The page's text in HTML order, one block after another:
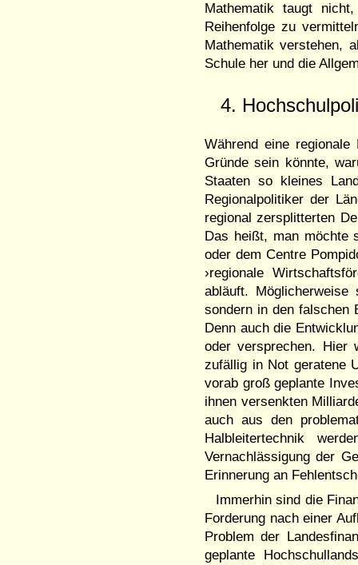
Mathematik taugt
Reihenfolge zu
Mathematik verstehen,
Schule her und die
4.
Während eine
Gründe sein könnte,
Staaten so kleines
Regionalpolitiker der
regional zersplitterten
Das heißt, man möchte
oder dem Centre
›regionale
abläuft.
sondern in den falschen
Denn auch die
oder versprechen. Hier
zufällig in Not geratene
vorab groß geplante
ihnen versenkten
auch aus den
Halbleitertechnik
Vernachlässigung der
Erinnerung an
Immerhin sind die
Forderung nach einer
Problem der
geplante